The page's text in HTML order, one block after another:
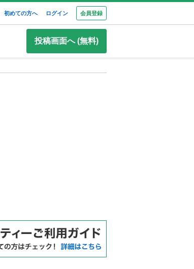
初めての方へ ログイン 会員登録
投稿画面へ (無料)